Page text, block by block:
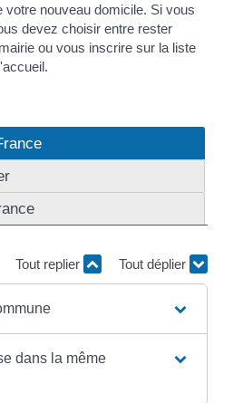
votre nouveau domicile. Si vous
devez choisir entre rester
ou vous inscrire sur la liste
Tout replier Tout déplier
dans la même